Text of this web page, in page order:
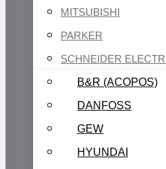
MITSUBISHI
PARKER
SCHNEIDER
B&R (ACOPOS)
DANFOSS
GEW
HYUNDAI